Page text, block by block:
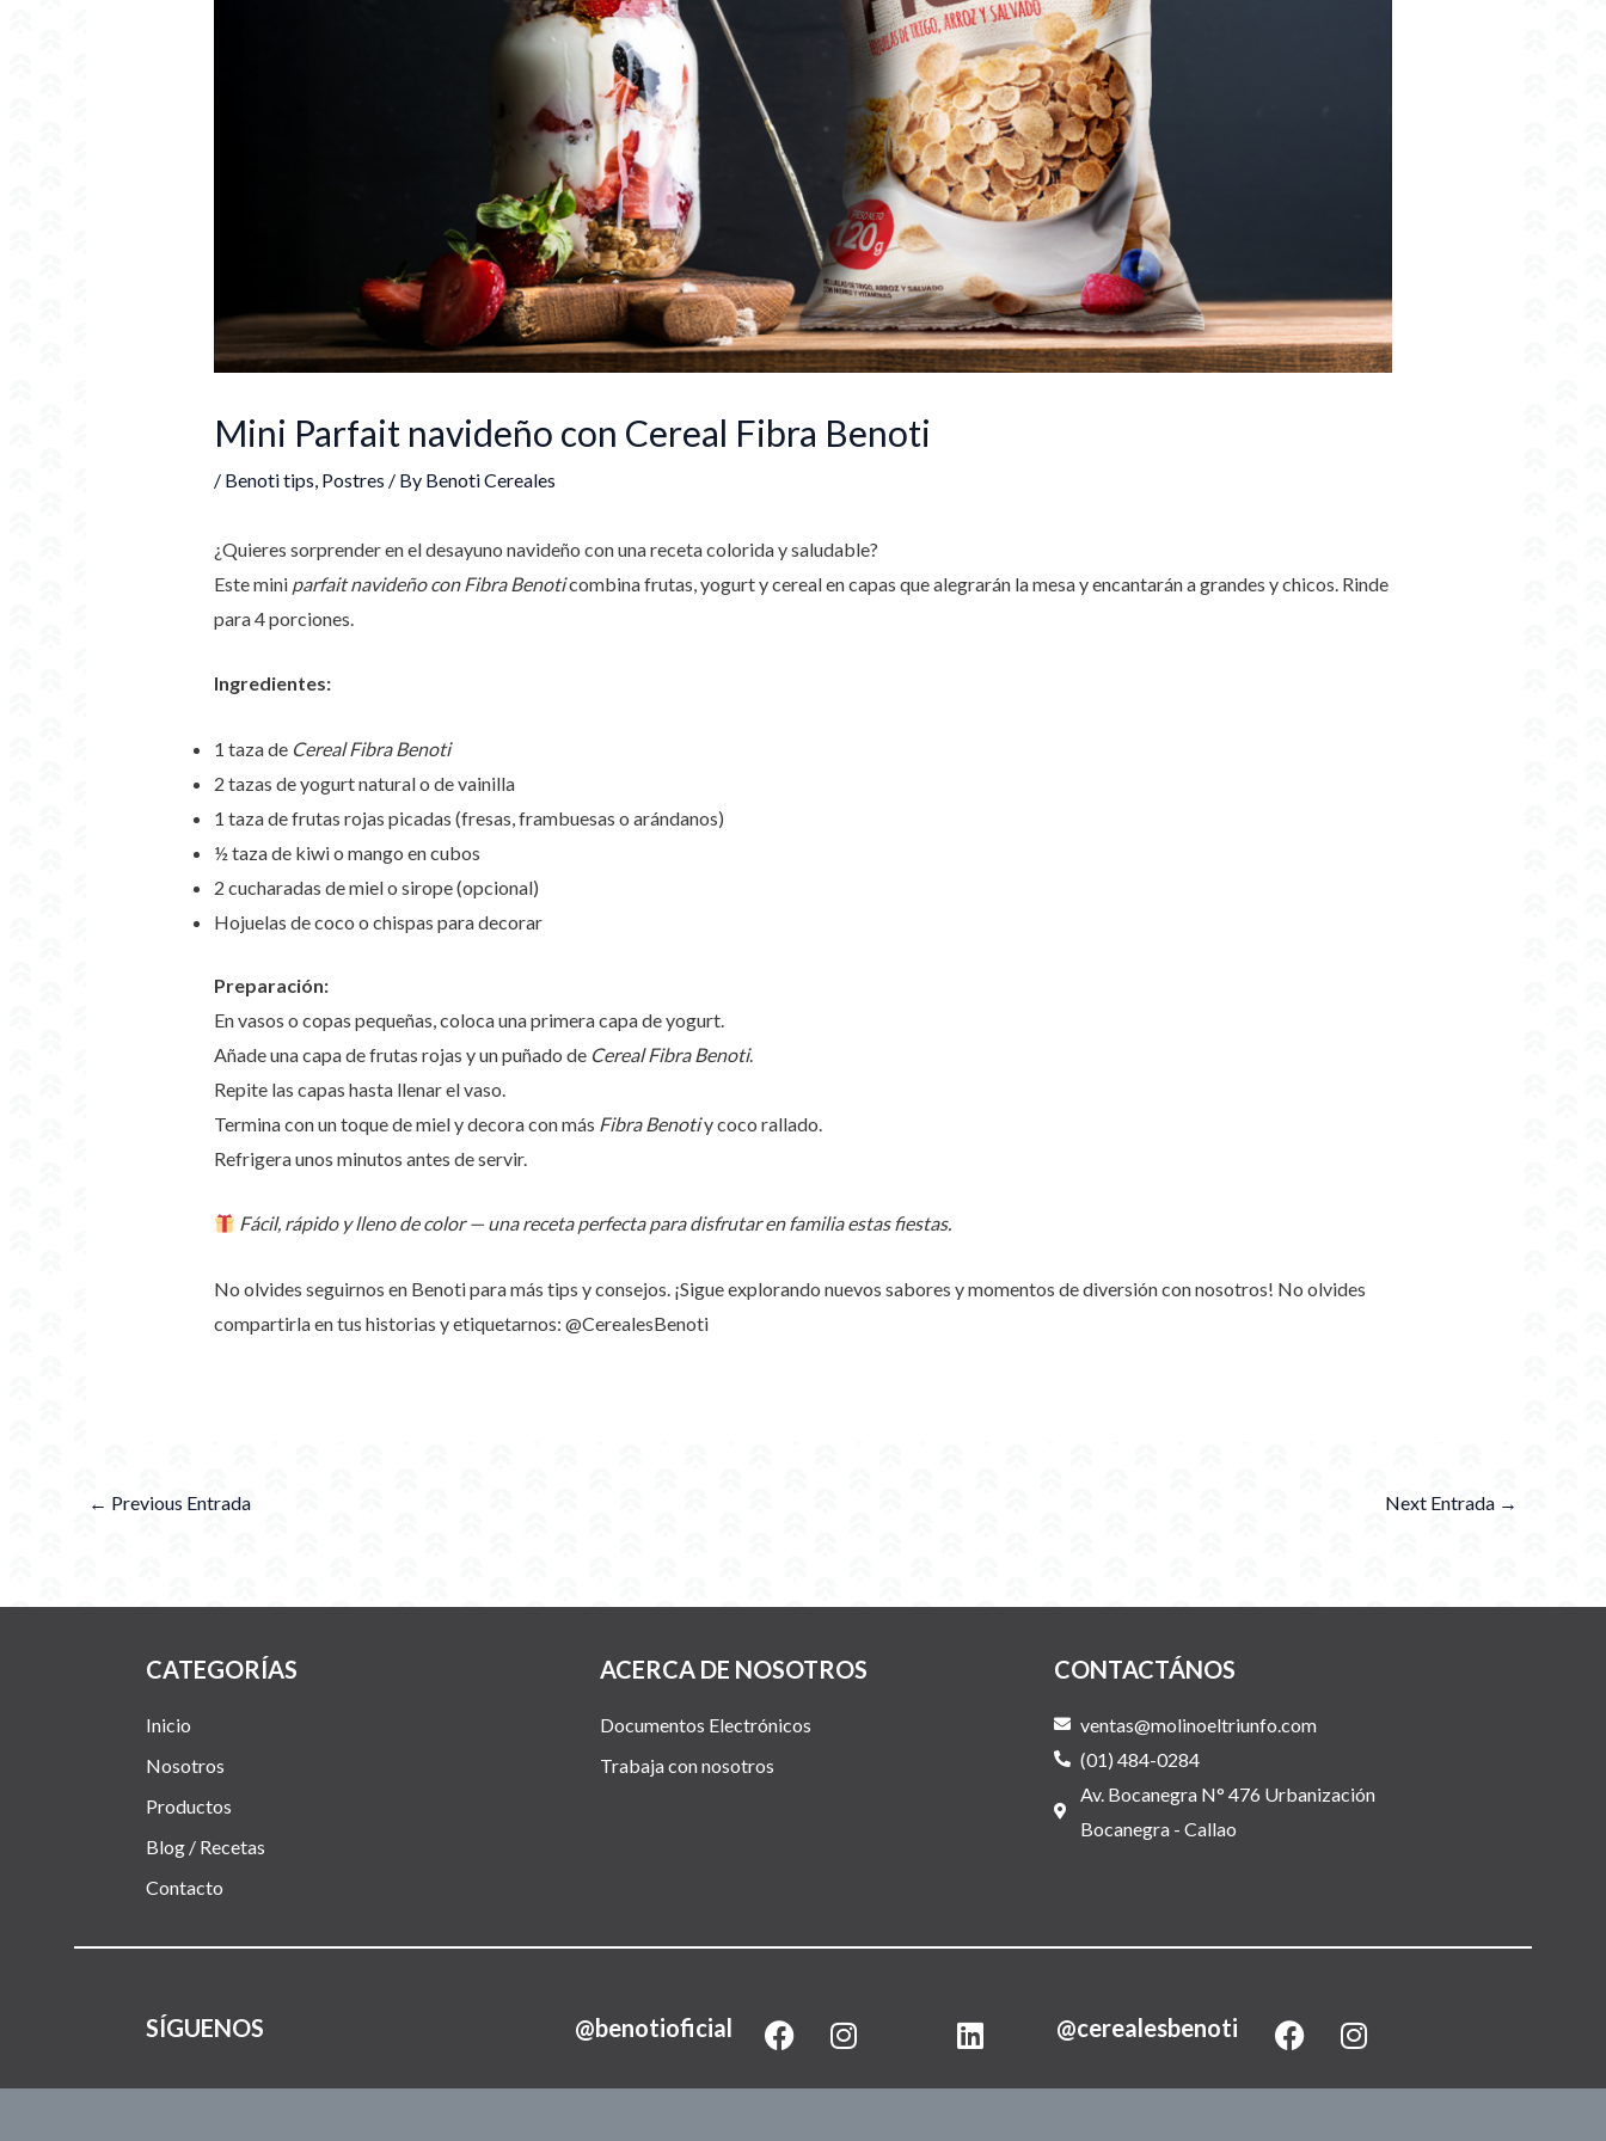
Mini Parfait navideño con Cereal Fibra Benoti
/ Benoti tips Postres / By Benoti Cereales
¿Quieres sorprender en el desayuno navideño con una receta colorida y saludable?
Este mini parfait navideño con Fibra Benoticombina frutas, yogurt y cereal en capas que alegrarán la mesa y encantarán a grandes y chicos. Rinde
para 4 porciones.
Ingredientes:
1 taza de Cereal Fibra Benoti
2 tazas de yogurt natural o de vainilla
1 taza de frutas rojas picadas (fresas, frambuesas o arándanos)
½ taza de kiwi o mango en cubos
2 cucharadas de miel o sirope (opcional)
Hojuelas de coco o chispas para decorar
Preparación:
En vasos o copas pequeñas, coloca una primera capa de yogurt.
Añade una capa de frutas rojas y un puñado de Cereal Fibra Benoti.
Repite las capas hasta llenar el vaso.
Termina con un toque de miel y decora con más Fibra Benotiy coco rallado.
Refrigera unos minutos antes de servir.
Fácil, rápido y lleno de color — una receta perfecta para disfrutar en familia estas fiestas.
No olvides seguirnos en Benoti para más tips y consejos. ¡Sigue explorando nuevos sabores y momentos de diversión con nosotros! No olvides
compartirla en tus historias y etiquetarnos: @CerealesBenoti
← Previous Entrada Next Entrada →
CATEGORÍAS
Inicio
Nosotros
Productos
Blog / Recetas
Contacto
ACERCA DE NOSOTROS
Documentos Electrónicos
Trabaja con nosotros
CONTACTÁNOS
ventas@molinoeltriunfo.com
(01) 484-0284
Av. Bocanegra N° 476 Urbanización
Bocanegra - Callao
SÍGUENOS @benotioficial
a
e
n
t
i
k
@cerealesbenoti
a
e
n
t